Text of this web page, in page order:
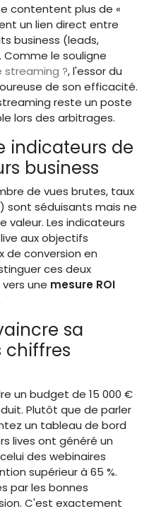
contentent plus de «
un lien direct entre
business (leads,
le souligne
streaming ?, l'essor du
de son efficacité.
reste un poste
lors des arbitrages.
indicateurs de
business
de vues brutes, taux
séduisants mais ne
valeur. Les indicateurs
aux objectifs
de conversion en
ces deux
une mesure ROI
sa
chiffres
un budget de 15 000 €
Plutôt que de parler
un tableau de bord
lives ont généré un
des webinaires
supérieur à 65 %.
par les bonnes
C'est exactement